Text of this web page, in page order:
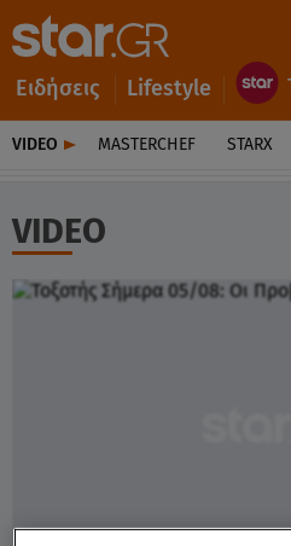
Ειδήσεις Lifestyle
VIDEO MASTERCHEF STARX
VIDEO